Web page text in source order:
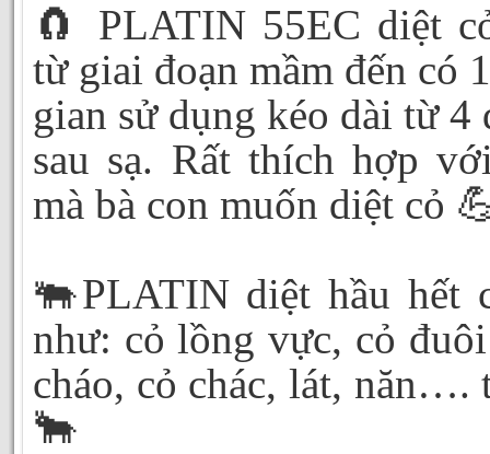
🧲 PLATIN 55EC diệt
từ giai đoạn mầm đến có
gian sử dụng kéo dài từ 4
sau sạ. Rất thích hợp
mà bà con muốn diệt cỏ
🐃PLATIN diệt hầu hết
như: cỏ lồng vực, cỏ
cháo, cỏ chác, lát, năn….
🐂